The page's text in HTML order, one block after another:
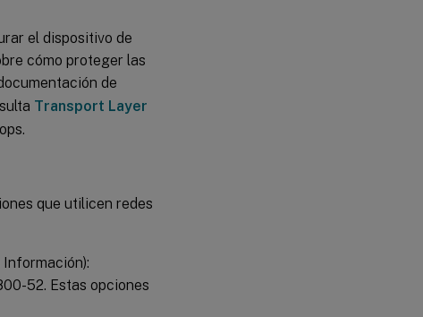
el dispositivo de
cómo proteger las
de
Transport Layer
que utilicen redes
52. Estas opciones